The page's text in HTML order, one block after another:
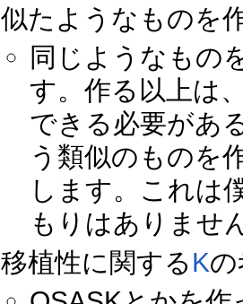
似たようなものを
同じようなもの
す。作る以上は
できる必要があ
う類似のものを
します。これは
もりはありませ
移植性に関する K